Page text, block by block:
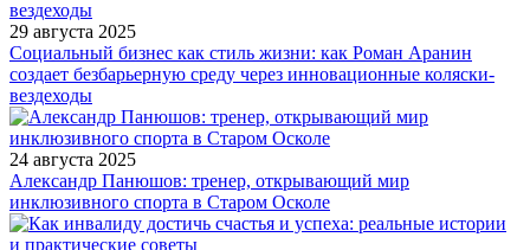
29 августа 2025
Социальный бизнес как стиль жизни: как Роман Аранин
создает безбарьерную среду через инновационные коляски-
вездеходы
24 августа 2025
Александр Панюшов: тренер, открывающий мир
инклюзивного спорта в Старом Осколе